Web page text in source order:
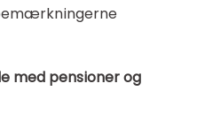
med pensioner og